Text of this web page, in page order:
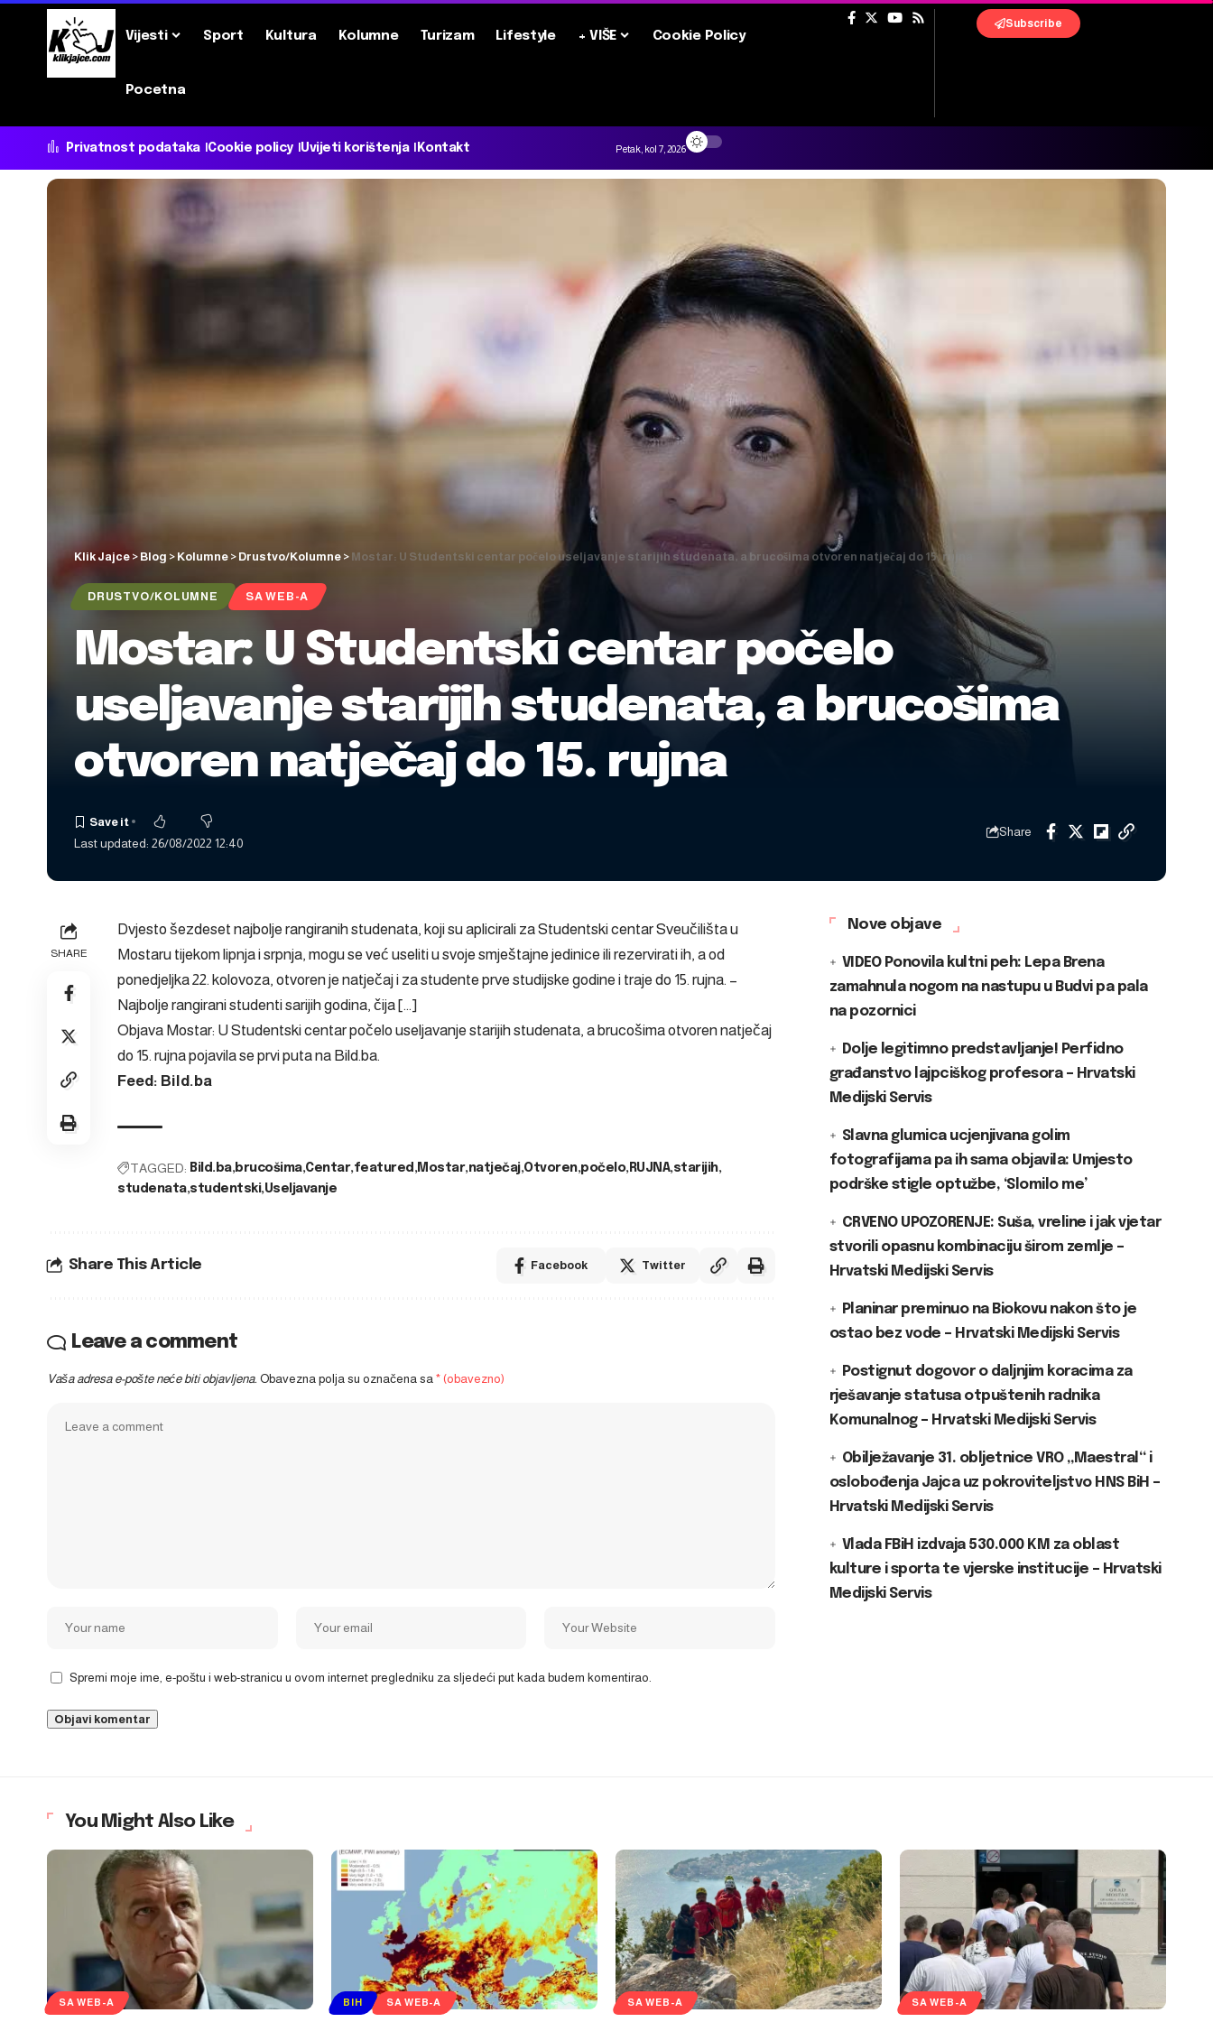
Vijesti Sport Kultura Kolumne Turizam Lifestyle + VIŠE Cookie Policy
Pocetna
Subscribe
Privatnost podataka Cookie policy Uvijeti korištenja Kontakt Petak, kol 7, 2026
Klik Jajce > Blog > Kolumne > Drustvo/Kolumne > Mostar: U Studentski centar počelo useljavanje starijih studenata, a brucošima otvoren natječaj do 15. rujna
DRUSTVO/KOLUMNE SA WEB-A
Mostar: U Studentski centar počelo
useljavanje starijih studenata, a brucošima
otvoren natječaj do 15. rujna
Last updated: 26/08/2022 12:40
Share
SHARE
Dvjesto šezdeset najbolje rangiranih studenata, koji su aplicirali za Studentski centar Sveučilišta u
Mostaru tijekom lipnja i srpnja, mogu se već useliti u svoje smještajne jedinice ili rezervirati ih, a od
ponedjeljka 22. kolovoza, otvoren je natječaj i za studente prve studijske godine i traje do 15. rujna. –
Najbolje rangirani studenti sarijih godina, čija […]
Objava Mostar: U Studentski centar počelo useljavanje starijih studenata, a brucošima otvoren natječaj
do 15. rujnapojavila se prvi puta na Bild.ba.
Feed: Bild.ba
TAGGED: Bild.ba brucošima Centar featured Mostar natječaj Otvoren počelo RUJNA starijih
studenata studentski Useljavanje
Share This Article Facebook Twitter
Leave a comment
Vaša adresa e-pošte neće biti objavljena. Obavezna polja su označena sa * (obavezno)
Spremi moje ime, e-poštu i web-stranicu u ovom internet pregledniku za sljedeći put kada budem komentirao.
Nove objave
VIDEO Ponovila kultni peh: Lepa Brena
zamahnula nogom na nastupu u Budvi pa pala
na pozornici
Dolje legitimno predstavljanje! Perfidno
građanstvo lajpciškog profesora – Hrvatski
Medijski Servis
Slavna glumica ucjenjivana golim
fotografijama pa ih sama objavila: Umjesto
podrške stigle optužbe, ‘Slomilo me’
CRVENO UPOZORENJE: Suša, vreline i jak vjetar
stvorili opasnu kombinaciju širom zemlje –
Hrvatski Medijski Servis
Planinar preminuo na Biokovu nakon što je
ostao bez vode – Hrvatski Medijski Servis
Postignut dogovor o daljnjim koracima za
rješavanje statusa otpuštenih radnika
Komunalnog – Hrvatski Medijski Servis
Obilježavanje 31. obljetnice VRO „Maestral“ i
oslobođenja Jajca uz pokroviteljstvo HNS BiH –
Hrvatski Medijski Servis
Vlada FBiH izdvaja 530.000 KM za oblast
kulture i sporta te vjerske institucije – Hrvatski
Medijski Servis
You Might Also Like
SA WEB-A BIH SA WEB-A SA WEB-A SA WEB-A